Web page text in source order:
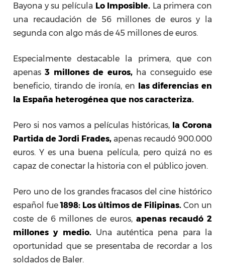
Bayona y su película Lo Imposible. La primera con
una recaudación de 56 millones de euros y la
segunda con algo más de 45 millones de euros.
Especialmente destacable la primera, que con
apenas 3 millones de euros,ha conseguido ese
beneficio, tirando de ironía, en las diferencias en
la España heterogénea que nos caracteriza.
Pero si nos vamos a películas históricas, la Corona
Partida de Jordi Frades, apenas recaudó 900.000
euros. Y es una buena película, pero quizá no es
capaz de conectar la historia con el público joven.
Pero uno de los grandes fracasos del cine histórico
español fue1898: Los últimos de Filipinas. Con un
coste de 6 millones de euros, apenas recaudó 2
millones y medio.Una auténtica pena para la
oportunidad que se presentaba de recordar a los
soldados de Baler.